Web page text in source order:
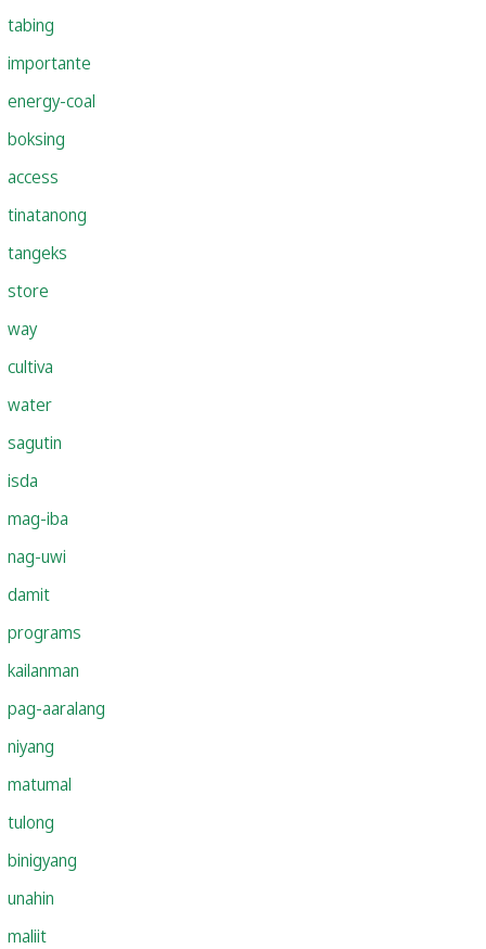
tabing
importante
energy-coal
boksing
access
tinatanong
tangeks
store
way
cultiva
water
sagutin
isda
mag-iba
nag-uwi
damit
programs
kailanman
pag-aaralang
niyang
matumal
tulong
binigyang
unahin
maliit